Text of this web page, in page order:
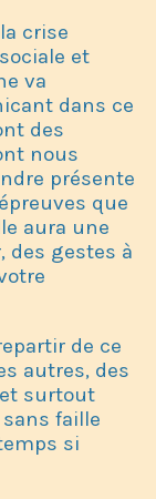
crise
et
va
dans ce
des
nous
présente
que
aura une
des gestes à
de ce
autres, des
surtout
faille
si